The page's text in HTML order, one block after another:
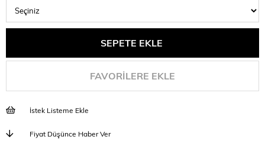
FAVORILERE EKLE
İstek Listeme Ekle
Fiyat Düşünce Haber Ver